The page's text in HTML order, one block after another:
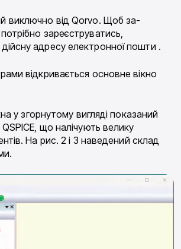
виключно від Qorvo. Щоб за­
зареєструватись,
адресу електронної пошти .
відкривається основне вікно
у згорнутому вигляді показа­ний
QSPICE, що налічують велику
На рис. 2 і 3 наведений склад